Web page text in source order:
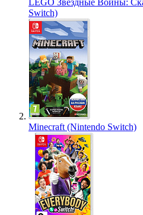
LEGO Звездные Войны:
Switch)
Minecraft (Nintendo Switch)